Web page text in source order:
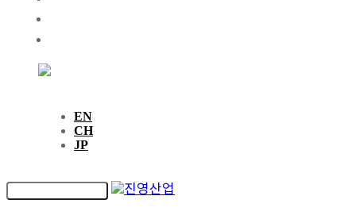
EN
CH
JP